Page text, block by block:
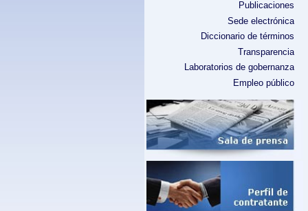
Publicaciones
Sede electrónica
Diccionario de términos
Transparencia
Laboratorios de gobernanza
Empleo público